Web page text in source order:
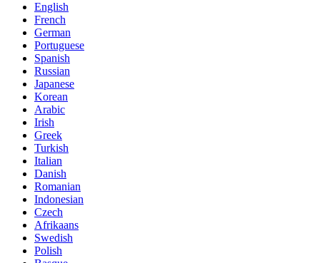
English
French
German
Portuguese
Spanish
Russian
Japanese
Korean
Arabic
Irish
Greek
Turkish
Italian
Danish
Romanian
Indonesian
Czech
Afrikaans
Swedish
Polish